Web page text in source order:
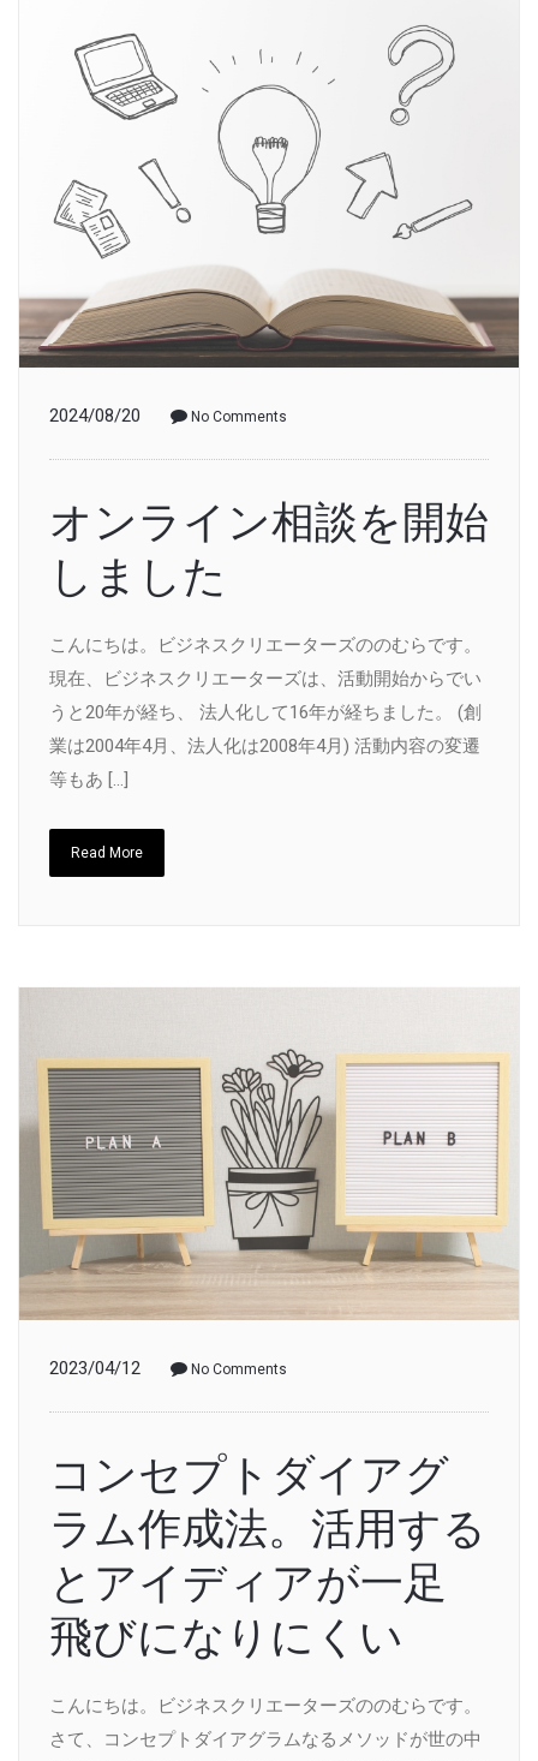
2024/08/20 No Comments
オンライン相談を開始
しました
こんにちは。ビジネスクリエーターズののむらです。
現在、ビジネスクリエーターズは、活動開始からでい
うと20年が経ち、 法人化して16年が経ちました。 (創
業は2004年4月、法人化は2008年4月) 活動内容の変遷
等もあ […]
Read More
2023/04/12 No Comments
コンセプトダイアグ
ラム作成法。活用する
とアイディアが一足
飛びになりにくい
こんにちは。ビジネスクリエーターズののむらです。
さて、コンセプトダイアグラムなるメソッドが世の中